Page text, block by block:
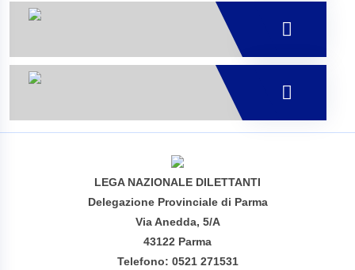
LEGA NAZIONALE DILETTANTI
Delegazione Provinciale di Parma
Via Anedda, 5/A
43122 Parma
Telefono: 0521 271531